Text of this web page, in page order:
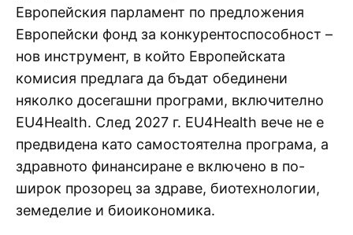
Европейския парламент по предложения
Европейски фонд за конкурентоспособност –
нов инструмент, в който Европейската
комисия предлага да бъдат обединени
няколко досегашни програми, включително
EU4Health. След 2027 г. EU4Health вече не е
предвидена като самостоятелна програма, а
здравното финансиране е включено в по-
широк прозорец за здраве, биотехнологии,
земеделие и биоикономика.